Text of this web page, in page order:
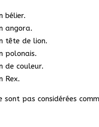
bélier.
angora.
tête de lion.
polonais.
de couleur.
Rex.
sont pas considérées